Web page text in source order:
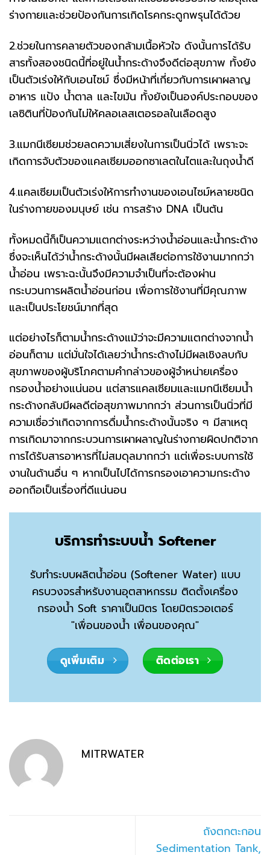
ร่างกายและช่วยป้องกันการเกิดโรคกระดูกพรุนได้ด้วย
2.ช่วยในการคลายตัวของกล้ามเนื้อหัวใจ ดังนั้นการได้รับ
สารทั้งสองชนิดนี้ที่อยู่ในน้ำกระด้างจึงดีต่อสุขภาพ ทั้งยัง
เป็นตัวเร่งให้กับเอนไซม์ ซึ่งมีหน้าที่เกี่ยวกับการเผาผลาญ
อาหาร แป้ง น้ำตาล และไขมัน ทั้งยังเป็นองค์ประกอบของ
เลซิตินที่ป้องกันไม่ให้คลอเลสเตอรอลในเลือดสูง
3.แมกนีเซียมช่วยลดความเสี่ยงในการเป็นนิ่วได้ เพราะจะ
เกิดการจับตัวของแคลเซียมออกซาเลตในไตและในถุงน้ำดี
4.แคลเซียมเป็นตัวเร่งให้การทำงานของเอนไซม์หลายชนิด
ในร่างกายของมนุษย์ เช่น การสร้าง DNA เป็นต้น
ทั้งหมดนี้ก็เป็นความแตกต่างระหว่างน้ำอ่อนและน้ำกระด้าง
ซึ่งจะเห็นได้ว่าน้ำกระด้างนั้นมีผลเสียต่อการใช้งานมากกว่า
น้ำอ่อน เพราะฉะนั้นจึงมีความจำเป็นที่จะต้องผ่าน
กระบวนการผลิตน้ำอ่อนก่อน เพื่อการใช้งานที่มีคุณภาพ
และเป็นประโยชน์มากที่สุด
แต่อย่างไรก็ตามน้ำกระด้างแม้ว่าจะมีความแตกต่างจากน้ำ
อ่อนก็ตาม แต่มั่นใจได้เลยว่าน้ำกระด้างไม่มีผลเชิงลบกับ
สุขภาพของผู้บริโภคตามคำกล่าวของผู้จำหน่ายเครื่อง
กรองน้ำอย่างแน่นอน แต่สารแคลเซียมและแมกนีเซียมน้ำ
กระด้างกลับมีผลดีต่อสุขภาพมากกว่า ส่วนการเป็นนิ่วที่มี
ความเชื่อว่าเกิดจากการดื่มน้ำกระด้างนั้นจริง ๆ มีสาเหตุ
การเกิดมาจากกระบวนการเผาผลาญในร่างกายผิดปกติจาก
การได้รับสารอาหารที่ไม่สมดุลมากกว่า แต่เพื่อระบบการใช้
งานในด้านอื่น ๆ หากเป็นไปได้การกรองเอาความกระด้าง
ออกถือเป็นเรื่องที่ดีแน่นอน
บริการทำระบบน้ำ Softener
รับทำระบบผลิตน้ำอ่อน (Softener Water) แบบ
ครบวงจรสำหรับงานอุตสาหกรรม ติดตั้งเครื่อง
กรองน้ำ Soft ราคาเป็นมิตร โดยมิตรวอเตอร์
"เพื่อนของน้ำ เพื่อนของคุณ"
ดูเพิ่มเติม ติดต่อเรา
MITRWATER
ถังตกตะกอน
Sedimentation Tank,